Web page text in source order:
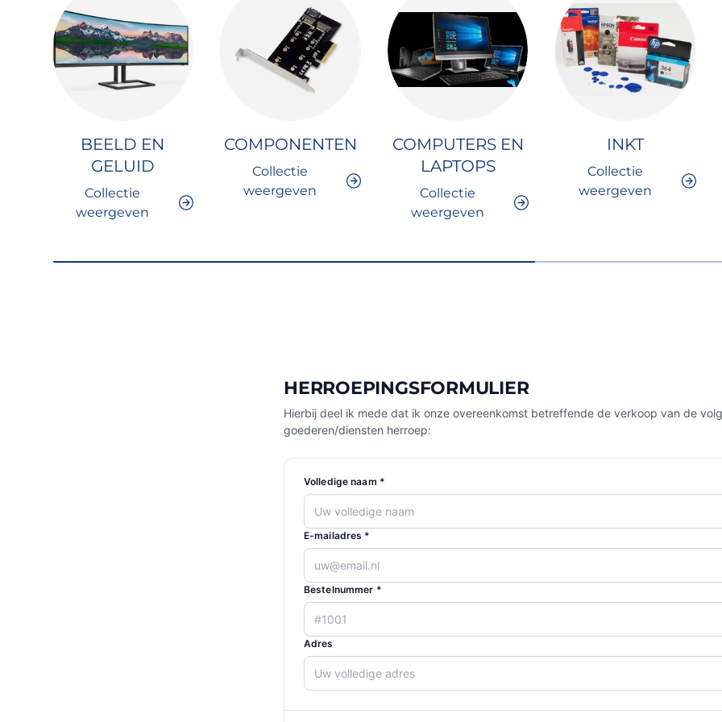
BEELD EN
GELUID
Collectie
weergeven
COMPONENTEN
Collectie
weergeven
COMPUTERS EN
LAPTOPS
Collectie
weergeven
INKT
Collectie
weergeven
HERROEPINGSFORMULIER
Hierbij deel ik mede dat ik onze overeenkomst betreffende de verkoop van de
goederen/diensten herroep:
Volledige naam *
E-mailadres *
Bestelnummer *
Adres